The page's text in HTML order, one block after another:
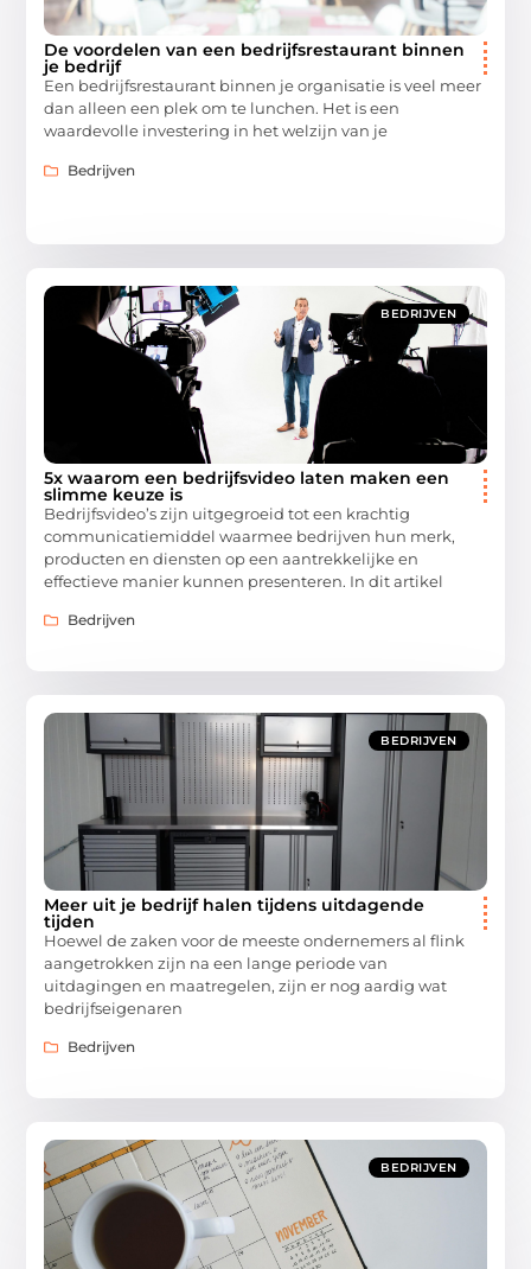
De voordelen van een bedrijfsrestaurant binnen
je bedrijf
Een bedrijfsrestaurant binnen je organisatie is veel meer
dan alleen een plek om te lunchen. Het is een
waardevolle investering in het welzijn van je
Bedrijven
BEDRIJVEN
5x waarom een bedrijfsvideo laten maken een
slimme keuze is
Bedrijfsvideo’s zijn uitgegroeid tot een krachtig
communicatiemiddel waarmee bedrijven hun merk,
producten en diensten op een aantrekkelijke en
effectieve manier kunnen presenteren. In dit artikel
Bedrijven
BEDRIJVEN
Meer uit je bedrijf halen tijdens uitdagende
tijden
Hoewel de zaken voor de meeste ondernemers al flink
aangetrokken zijn na een lange periode van
uitdagingen en maatregelen, zijn er nog aardig wat
bedrijfseigenaren
Bedrijven
BEDRIJVEN